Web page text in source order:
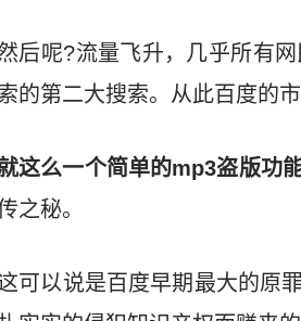
后呢?流量飞升，几乎所有
的第二大搜索。从此百度的
这么一个简单的mp3盗版功
之秘。
可以说是百度早期最大的原